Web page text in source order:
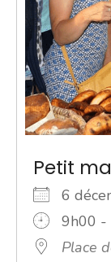
Petit
6
9h00 -
Place